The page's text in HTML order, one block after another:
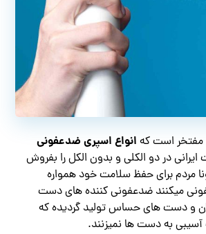
است که انواع اسپری ضدعفونی
ایرانی در دو الکلی و بدون الکل را بفروش
مردم برای حفظ سلامت خود همواره
میکنند ضدعفونی کننده های دست
و دست های حساس تولید گردیده که
به دست ها نمیزنند.